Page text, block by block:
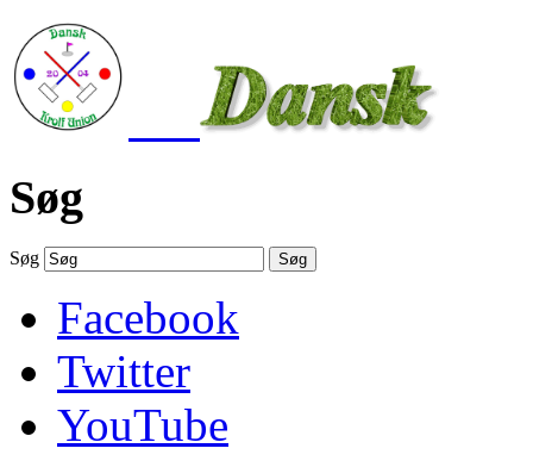
Søg
Søg Søg
Facebook
Twitter
YouTube